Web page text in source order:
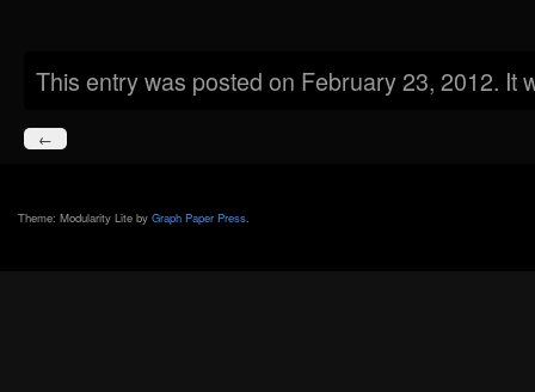
This entry was posted on February 23, 2012. It
←
Theme: Modularity Lite by Graph Paper Press.